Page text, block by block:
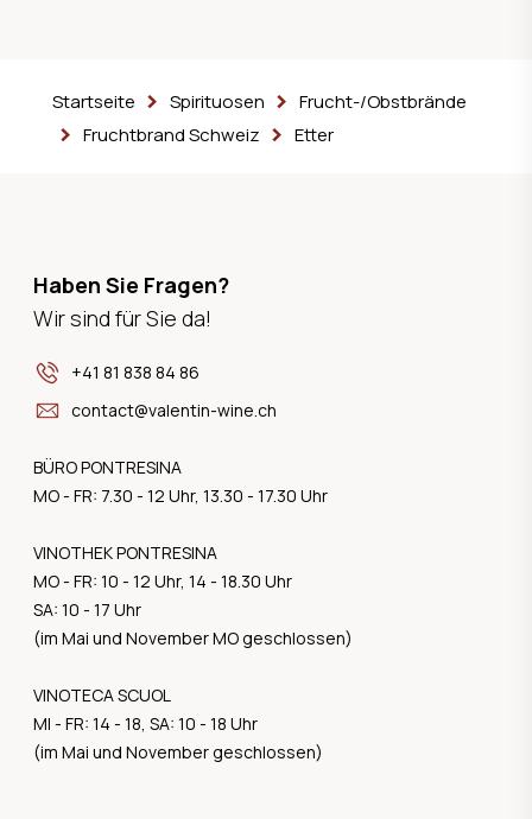
Startseite Spirituosen
Frucht-/Obstbrände
Fruchtbrand Schweiz
Etter
Haben Sie Fragen?
Wir sind für Sie da!
+41 81 838 84 86
contact@valentin-wine.ch
BÜRO PONTRESINA
MO - FR: 7.30 - 12 Uhr, 13.30 - 17.30 Uhr
VINOTHEK PONTRESINA
MO - FR: 10 - 12 Uhr, 14 - 18.30 Uhr
SA: 10 - 17 Uhr
(im Mai und November MO geschlossen)
VINOTECA SCUOL
MI - FR: 14 - 18, SA: 10 - 18 Uhr
(im Mai und November geschlossen)